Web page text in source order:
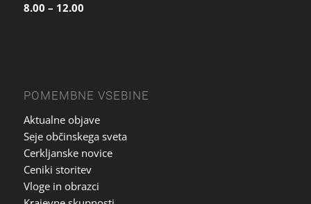
8.00 – 12.00
POMEMBNE VSEBINE
Aktualne objave
Seje občinskega sveta
Cerkljanske novice
Ceniki storitev
Vloge in obrazci